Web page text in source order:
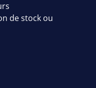
de stock ou